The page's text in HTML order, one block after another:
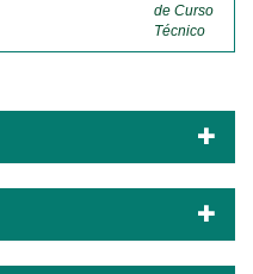
de Curso
Técnico